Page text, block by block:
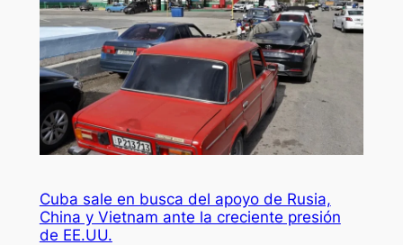
Cuba sale en busca del apoyo de Rusia,
China y Vietnam ante la creciente presión
de EE.UU.